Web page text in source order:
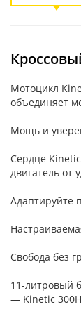
Мотоцикл
объединяет
Мощь и
Сердце
двигатель от
Адаптируйте
Свобода без
11-литровый
— Kinetic 300H